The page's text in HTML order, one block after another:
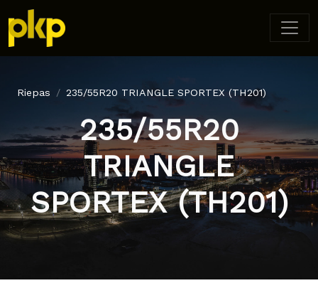
Riepas 235/55R20 TRIANGLE SPORTEX (TH201)
235/55R20
TRIANGLE
SPORTEX (TH201)